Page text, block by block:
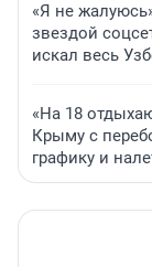
«Я не
звездой
искал весь
«На 18
Крыму с
графику и